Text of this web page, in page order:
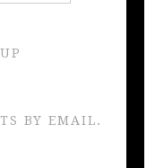
BY EMAIL.